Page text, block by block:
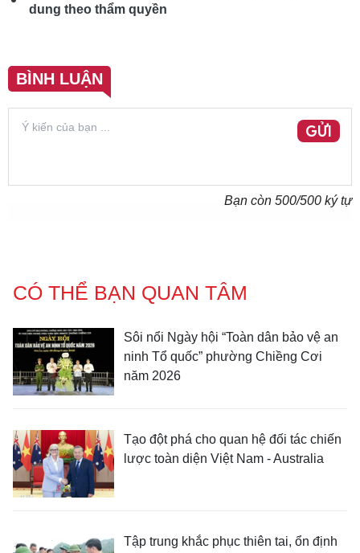
dung theo thẩm quyền
BÌNH LUẬN
GỬI
Bạn còn 500/500 ký tự
CÓ THỂ BẠN QUAN TÂM
Sôi nổi Ngày hội “Toàn dân bảo vệ an
ninh Tổ quốc” phường Chiềng Cơi
năm 2026
Tạo đột phá cho quan hệ đối tác chiến
lược toàn diện Việt Nam - Australia
Tập trung khắc phục thiên tai, ổn định